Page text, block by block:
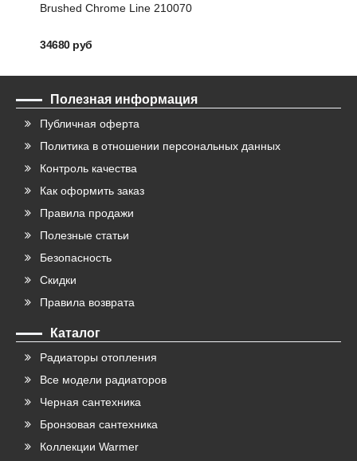
Brushed Chrome Line 210070
34680 руб
Полезная информация
Публичная оферта
Политика в отношении персональных данных
Контроль качества
Как оформить заказ
Правила продажи
Полезные статьи
Безопасность
Скидки
Правила возврата
Каталог
Радиаторы отопления
Все модели радиаторов
Черная сантехника
Бронзовая сантехника
Коллекции Warmer